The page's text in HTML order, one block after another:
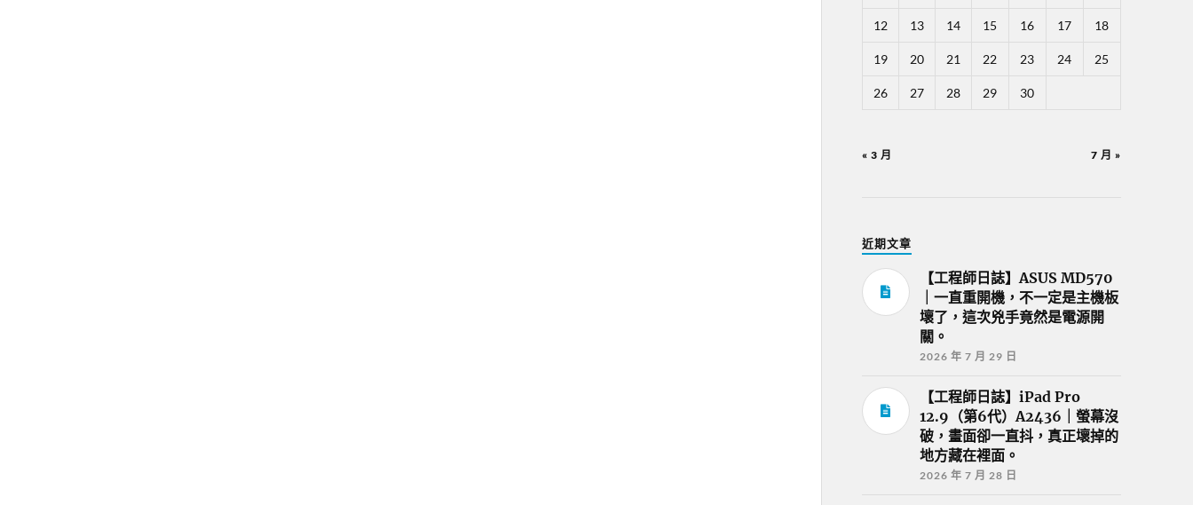
12 13 14 15 16 17 18
19 20 21 22 23 24 25
26 27 28 29 30
« 3 月 7 月 »
近期文章
【工程師日誌】ASUS MD570
｜一直重開機，不一定是主機板
壞了，這次兇手竟然是電源開
關。
2026 年 7 月 29 日
【工程師日誌】iPad Pro
12.9（第6代）A2436｜螢幕沒
破，畫面卻一直抖，真正壞掉的
地方藏在裡面。
2026 年 7 月 28 日